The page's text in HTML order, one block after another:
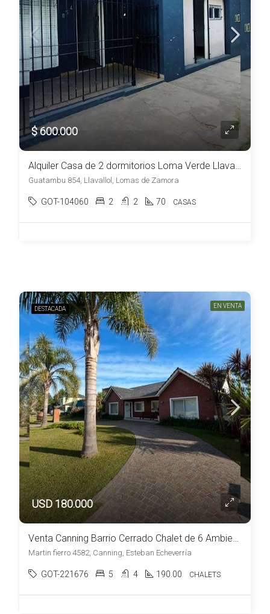
$ 600.000
Alquiler Casa de 2 dormitorios Loma Verde Llavallol
Guatambu 854, Llavallol, Lomas de Zamora
GOT-104060 2 2 70 CASAS
DESTACADA EN VENTA
USD 180.000
Venta Canning Barrio Cerrado Chalet de 6 Ambientes Lote de 1080 m2 Super Completa c/Piscina
Martin fierro 4582, Canning, Esteban Echeverría
GOT-221676 5 4 190.00 CHALETS